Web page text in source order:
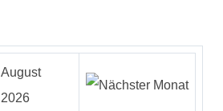
August
2026